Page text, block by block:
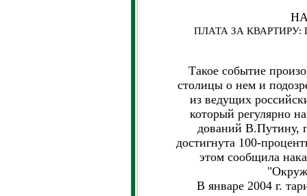
ПЛАТА ЗА КВАРТИРУ:
Такое событие
столицы о нем и
из ведущих
который регулярно
дований В.Путину,
достигнута 100-
этом сообщила
В январе 2004 г.